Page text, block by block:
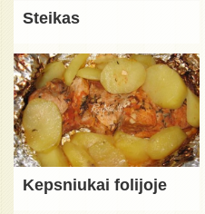
Steikas
Kepsniukai folijoje